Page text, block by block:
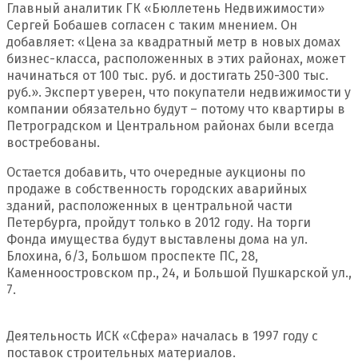
Главный аналитик ГК «Бюллетень Недвижимости»
Сергей Бобашев согласен с таким мнением. Он
добавляет: «Цена за квадратный метр в новых домах
бизнес-класса, расположенных в этих районах, может
начинаться от 100 тыс. руб. и достигать 250-300 тыс.
руб.». Эксперт уверен, что покупатели недвижимости у
компании обязательно будут – потому что квартиры в
Петроградском и Центральном районах были всегда
востребованы.
Остается добавить, что очередные аукционы по
продаже в собственность городских аварийных
зданий, расположенных в центральной части
Петербурга, пройдут только в 2012 году. На торги
Фонда имущества будут выставлены дома на ул.
Блохина, 6/3, Большом проспекте ПС, 28,
Каменноостровском пр., 24, и Большой Пушкарской ул.,
7.
Деятельность ИСК «Сфера» началась в 1997 году с
поставок строительных материалов.